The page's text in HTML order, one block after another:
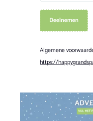
Deelnemen
Algemene
https://